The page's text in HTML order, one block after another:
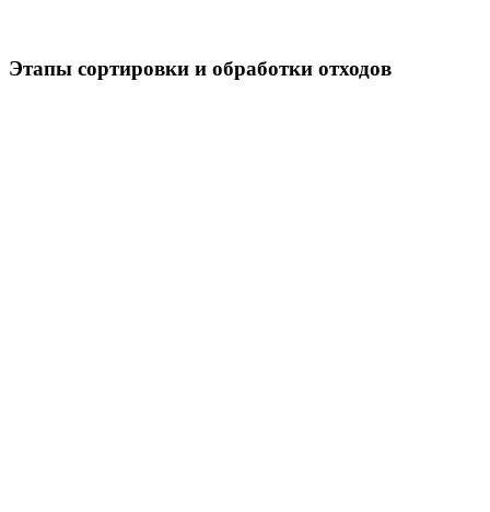
Этапы сортировки и обработки отходов